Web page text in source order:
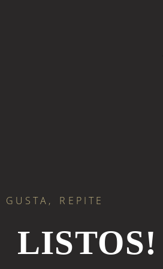
REPITE
LISTOS!